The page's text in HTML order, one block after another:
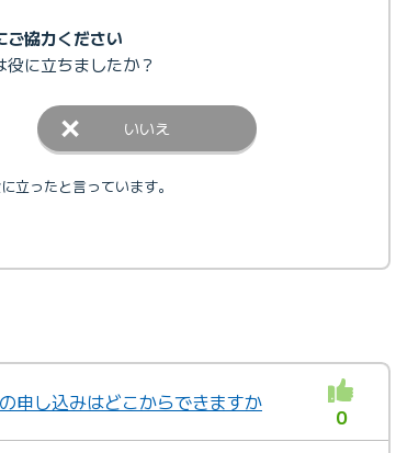
ご協力ください
役に立ちましたか？
いいえ
立ったと言っています。
し込みはどこからできますか
0